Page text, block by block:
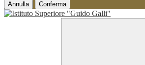
Annulla Conferma